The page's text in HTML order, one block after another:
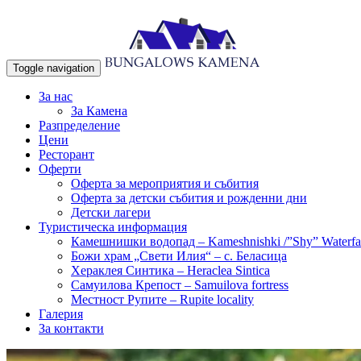
Toggle navigation
Бунгала Kамена –
село Камена, община Петрич
За нас
За Камена
Разпределение
Цени
Ресторант
Оферти
Оферта за мероприятия и събития
Оферта за детски събития и рожденни дни
Детски лагери
Туристическа информация
Камешнишки водопад – Kameshnishki /”Shy”
Божи храм „Свети Илия“ – с. Беласица
Хераклея Синтика – Heraclea Sintica
Самуилова Крепост – Samuilova fortress
Местност Рупите – Rupite locality
Галерия
За контакти